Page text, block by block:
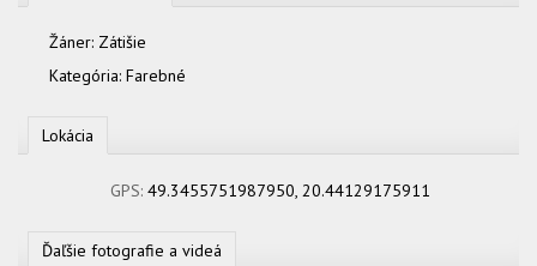
Žáner: Zátišie
Kategória: Farebné
Lokácia
GPS:49.3455751987950, 20.44129175911
Ďaľšie fotografie a videá